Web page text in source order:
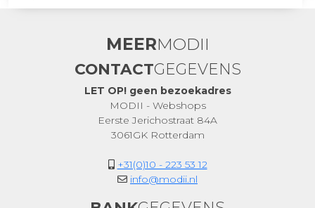
MEERMODII
CONTACTGEGEVENS
LET OP! geen bezoekadres
MODII - Webshops
Eerste Jerichostraat 84A
3061GK Rotterdam
+31(0)10 - 223 53 12
info@modii.nl